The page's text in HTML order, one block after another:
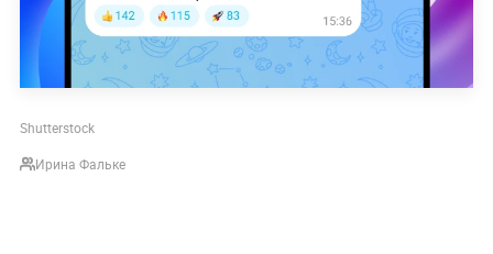
Shutterstock
Ирина Фальке